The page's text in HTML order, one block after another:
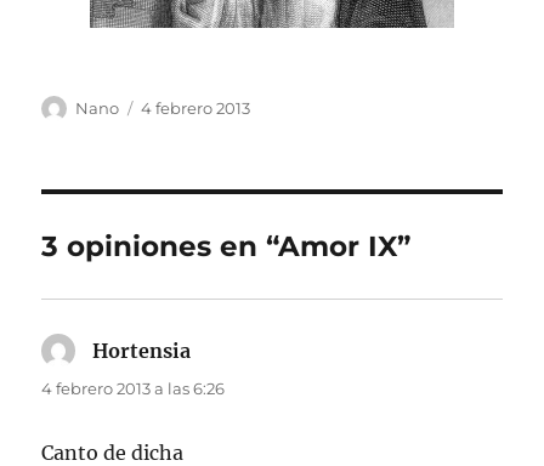
Autor
Nano
Publicado
4 febrero 2013
3 opiniones en “Amor IX”
Hortensia
4 febrero 2013 a las 6:26
Canto de dicha